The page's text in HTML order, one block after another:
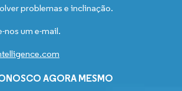
problemas e inclinação.
nos um e-mail.
AGORA MESMO